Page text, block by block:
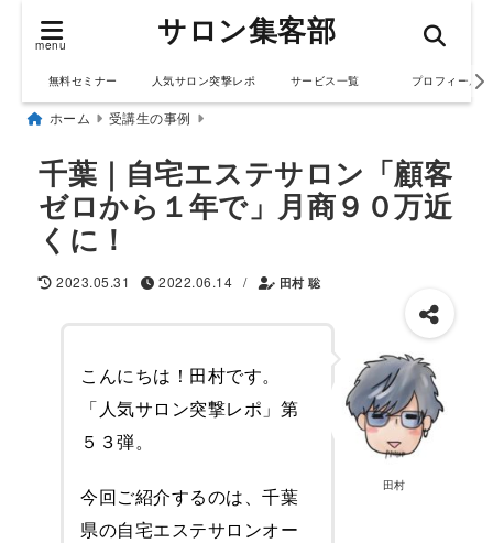
menu サロン集客部
無料セミナー 人気サロン突撃レポ サービス一覧 プロフィール
ホーム 受講生の事例
千葉｜自宅エステサロン「顧客
ゼロから１年で」月商９０万近
くに！
2023.05.31 2022.06.14 / 田村 聡
こんにちは！田村です。
「人気サロン突撃レポ」第
５３弾。
今回ご紹介するのは、千葉
県の自宅エステサロンオー
田村